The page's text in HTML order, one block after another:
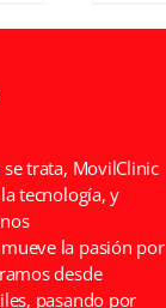
trata, MovilClinic
tecnología, y
la pasión por
desde
pasando por